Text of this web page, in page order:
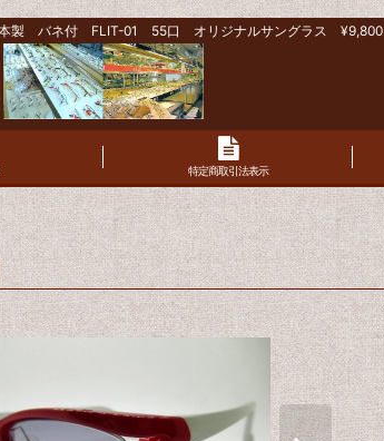
製 バネ付 FLIT-01 55口 オリジナルサングラス ¥9,800
特定商取引法表示